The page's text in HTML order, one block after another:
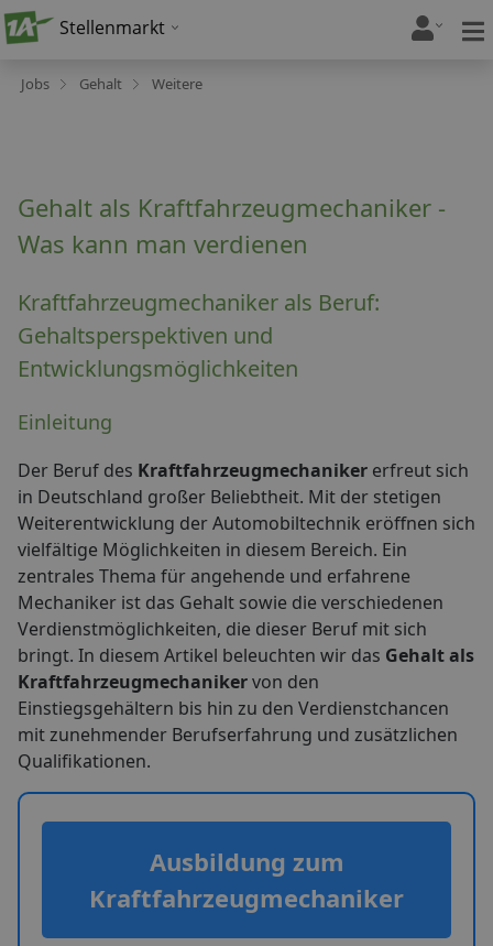
Stellenmarkt
Jobs Gehalt Weitere
Gehalt als Kraftfahrzeugmechaniker -
Was kann man verdienen
Kraftfahrzeugmechaniker als Beruf:
Gehaltsperspektiven und
Entwicklungsmöglichkeiten
Einleitung
Der Beruf des Kraftfahrzeugmechaniker erfreut sich
in Deutschland großer Beliebtheit. Mit der stetigen
Weiterentwicklung der Automobiltechnik eröffnen sich
vielfältige Möglichkeiten in diesem Bereich. Ein
zentrales Thema für angehende und erfahrene
Mechaniker ist das Gehalt sowie die verschiedenen
Verdienstmöglichkeiten, die dieser Beruf mit sich
bringt. In diesem Artikel beleuchten wir das Gehalt als
Kraftfahrzeugmechanikervon den
Einstiegsgehältern bis hin zu den Verdienstchancen
mit zunehmender Berufserfahrung und zusätzlichen
Qualifikationen.
Ausbildung zum
Kraftfahrzeugmechaniker